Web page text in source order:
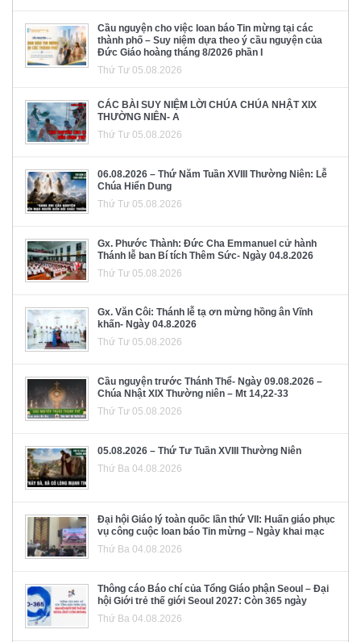
Cầu nguyện cho việc loan báo Tin mừng tại các
thành phố – Suy niệm dựa theo ý cầu nguyện của
Đức Giáo hoàng tháng 8/2026 phần I
Thứ Tư 05.08.2026
CÁC BÀI SUY NIỆM LỜI CHÚA CHÚA NHẬT XIX
THƯỜNG NIÊN- A
Thứ Tư 05.08.2026
06.08.2026 – Thứ Năm Tuần XVIII Thường Niên: Lễ
Chúa Hiển Dung
Thứ Tư 05.08.2026
Gx. Phước Thành: Đức Cha Emmanuel cử hành
Thánh lễ ban Bí tích Thêm Sức- Ngày 04.8.2026
Thứ Tư 05.08.2026
Gx. Văn Côi: Thánh lễ tạ ơn mừng hồng ân Vĩnh
khấn- Ngày 04.8.2026
Thứ Tư 05.08.2026
Cầu nguyện trước Thánh Thể- Ngày 09.08.2026 –
Chúa Nhật XIX Thường niên – Mt 14,22-33
Thứ Tư 05.08.2026
05.08.2026 – Thứ Tư Tuần XVIII Thường Niên
Thứ Ba 04.08.2026
Đại hội Giáo lý toàn quốc lần thứ VII: Huấn giáo phục
vụ công cuộc loan báo Tin mừng – Ngày khai mạc
Thứ Ba 04.08.2026
Thông cáo Báo chí của Tổng Giáo phận Seoul – Đại
hội Giới trẻ thế giới Seoul 2027: Còn 365 ngày
Thứ Ba 04.08.2026